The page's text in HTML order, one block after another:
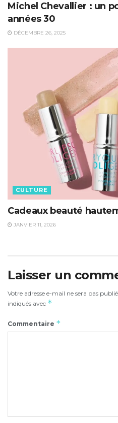
Michel Chevallier : un
années 30
DÉCEMBRE 26, 2025
CULTURE
Cadeaux beauté
JANVIER 11, 2026
Laisser un
Votre adresse e-mail ne sera pas
indiqués avec *
Commentaire *